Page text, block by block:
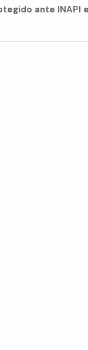
ante INAPI